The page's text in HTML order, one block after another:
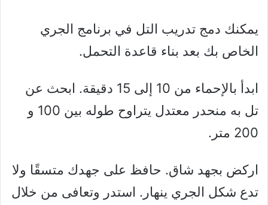
يمكنك دمج تدريب التل في برنامج الجري
الخاص بك بعد بناء قاعدة التحمل.
ابدأ بالإحماء من 10 إلى 15 دقيقة. ابحث عن
تل به منحدر معتدل يتراوح طوله بين 100 و
200 متر.
اركض بجهد شاق. حافظ على جهدك متسقًا ولا
تدع شكل الجري ينهار. استدر وتعافى من خلال